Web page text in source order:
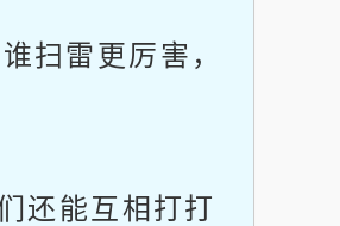
扫雷更厉害，
还能互相打打